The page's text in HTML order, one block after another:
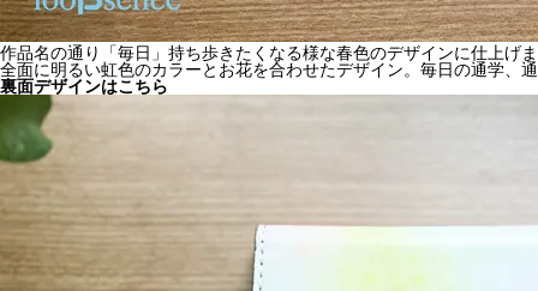
作品名の通り「毎日」持ち歩きたくなる様な春色のデザインに仕上げ
全面に明るい虹色のカラーとお花を合わせたデザイン。毎日の通学、
裏面デザインはこちら